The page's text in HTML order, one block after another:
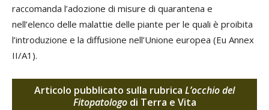
raccomanda l’adozione di misure di quarantena e
nell’elenco delle malattie delle piante per le quali è proibita
l’introduzione e la diffusione nell’Unione europea (Eu Annex
II/A1).
Articolo pubblicato sulla rubrica L’occhio del
Fitopatologodi Terra e Vita